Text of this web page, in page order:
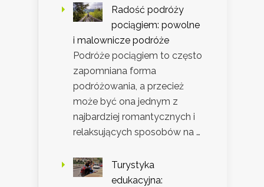
Radość podróży
pociągiem: powolne
i malownicze podróże
Podróże pociągiem to często
zapomniana forma
podróżowania, a przecież
może być ona jednym z
najbardziej romantycznych i
relaksujących sposobów na …
Turystyka
edukacyjna: